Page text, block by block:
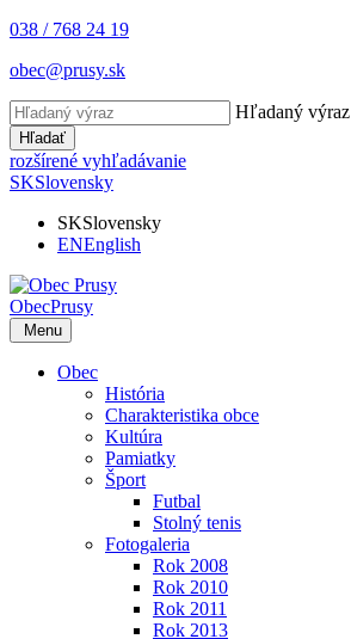
038 / 768 24 19
obec@prusy.sk
Hľadaný výraz
Hľadať
rozšírené vyhľadávanie
SKSlovensky
SKSlovensky
ENEnglish
ObecPrusy
Menu
Obec
História
Charakteristika obce
Kultúra
Pamiatky
Šport
Futbal
Stolný tenis
Fotogaleria
Rok 2008
Rok 2010
Rok 2011
Rok 2013